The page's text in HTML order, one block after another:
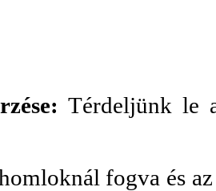
Térdeljünk le
fogva és